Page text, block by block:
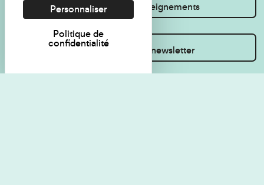
Je souhaite des renseignements
Inscrivez-vous à la newsletter
Personnaliser
Politique de
confidentialité